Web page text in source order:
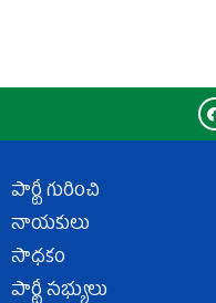
పార్టీ గురించి
నాయకులు
సాధకం
పార్టీ సభ్యులు